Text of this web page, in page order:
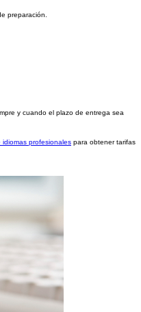
preparación.
y cuando el plazo de entrega sea
profesionales para obtener tarifas